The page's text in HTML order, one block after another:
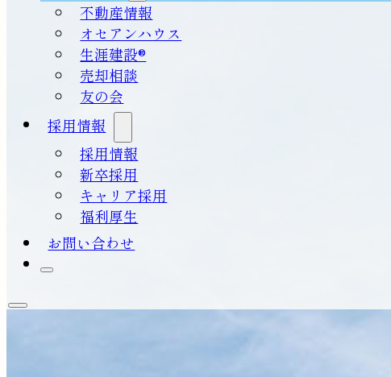
不動産情報
オセアンハウス
生涯建設®
売却相談
友の会
採用情報
採用情報
新卒採用
キャリア採用
福利厚生
お問い合わせ